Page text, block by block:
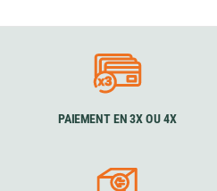
PAIEMENT EN 3X OU 4X